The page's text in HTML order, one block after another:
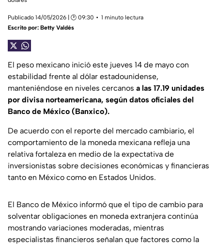
Publicado 14/05/2026 | 🕑 09:30
1 minuto lectura
Escrito por: Betty Valdés
El peso mexicano inició este jueves 14 de mayo con
estabilidad frente al dólar estadounidense,
manteniéndose en niveles cercanos a las 17.19 unidades
por divisa norteamericana, según datos oficiales del
Banco de México (Banxico).
De acuerdo con el reporte del mercado cambiario, el
comportamiento de la moneda mexicana refleja una
relativa fortaleza en medio de la expectativa de
inversionistas sobre decisiones económicas y financieras
tanto en México como en Estados Unidos.
El Banco de México informó que el tipo de cambio para
solventar obligaciones en moneda extranjera continúa
mostrando variaciones moderadas, mientras
especialistas financieros señalan que factores como la